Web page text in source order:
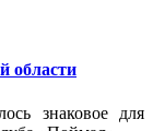
области
знаковое для